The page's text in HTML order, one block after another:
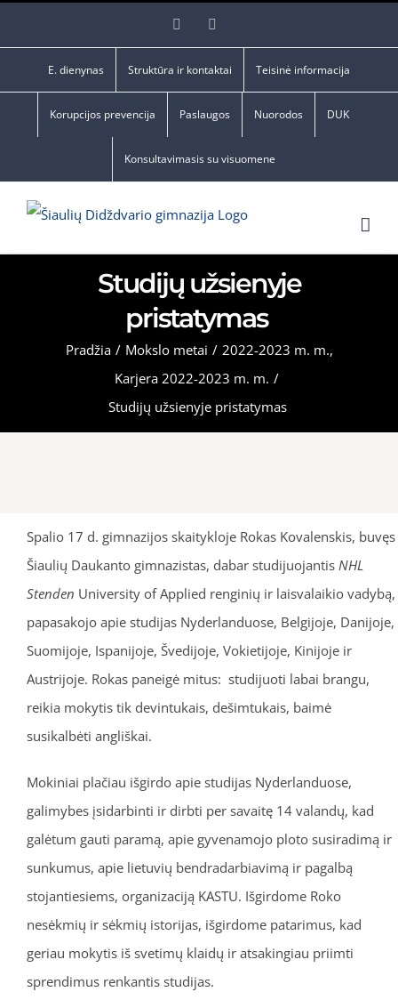
Facebook
E. dienynas Struktūra ir kontaktai Teisinė informacija
Korupcijos prevencija Paslaugos Nuorodos DUK
Konsultavimasis su visuomene
Studijų užsienyje
pristatymas
Pradžia / Mokslo metai / 2022-2023 m. m.,
Karjera 2022-2023 m. m. /
Studijų užsienyje pristatymas
Spalio 17 d. gimnazijos skaitykloje Rokas Kovalenskis, buvęs
Šiaulių Daukanto gimnazistas, dabar studijuojantis NHL
Stenden University of Applied renginių ir laisvalaikio vadybą,
papasakojo apie studijas Nyderlanduose, Belgijoje, Danijoje,
Suomijoje, Ispanijoje, Švedijoje, Vokietijoje, Kinijoje ir
Austrijoje. Rokas paneigė mitus: studijuoti labai brangu,
reikia mokytis tik devintukais, dešimtukais, baimė
susikalbėti angliškai.
Mokiniai plačiau išgirdo apie studijas Nyderlanduose,
galimybes įsidarbinti ir dirbti per savaitę 14 valandų, kad
galėtum gauti paramą, apie gyvenamojo ploto susiradimą ir
sunkumus, apie lietuvių bendradarbiavimą ir pagalbą
stojantiesiems, organizaciją KASTU. Išgirdome Roko
nesėkmių ir sėkmių istorijas, išgirdome patarimus, kad
geriau mokytis iš svetimų klaidų ir atsakingiau priimti
sprendimus renkantis studijas.